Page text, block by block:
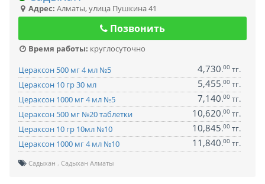
Адрес: Алматы,улица Пушкина 41
Позвонить
Время работы: круглосуточно
Цераксон 500 мг 4 мл №5
4,730.00 тг.
Цераксон 10 гр 30 мл
5,455.00 тг.
Цераксон 1000 мг 4 мл №5
7,140.00 тг.
Цераксон 500 мг №20 таблетки
10,620.00 тг.
Цераксон 10 гр 10мл №10
10,845.00 тг.
Цераксон 1000 мг 4 мл №10
11,840.00 тг.
Садыхан Садыхан Алматы